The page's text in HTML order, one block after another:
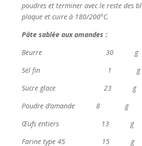
poudres et terminer avec le reste des
plaque et cuire à 180/200°C.
Pâte sablée aux amandes :
Beurre 30 g
Sel fin 1 g
Sucre glace 23 g
Poudre d’amande 8 g
Œufs entiers 13 g
Farine type 45 15 g